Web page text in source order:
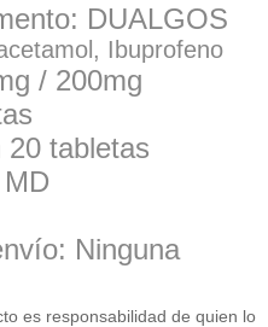
DUALGOS
Ibuprofeno
/ 200mg
20 tabletas
Ninguna
es responsabilidad de quien lo